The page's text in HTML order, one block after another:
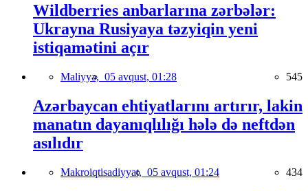
Wildberries anbarlarına zərbələr:
Ukrayna Rusiyaya təzyiqin yeni
istiqamətini açır
Maliyyə, 05 avqust, 01:28 545
Azərbaycan ehtiyatlarını artırır, lakin
manatın dayanıqlılığı hələ də neftdən
asılıdır
Makroiqtisadiyyat, 05 avqust, 01:24 434